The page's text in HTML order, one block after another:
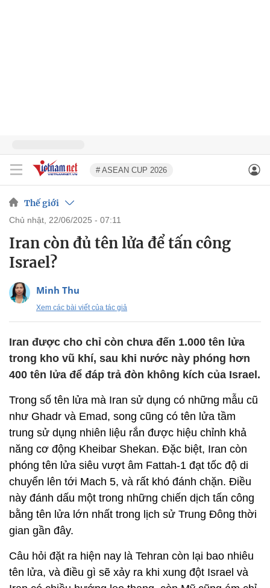
# ASEAN CUP 2026
Thế giới
chủ nhật, 22/06/2025 - 07:11
Iran còn đủ tên lửa để tấn công
Israel?
Minh Thu
Xem các bài viết của tác giả
Iran được cho chỉ còn chưa đến 1.000 tên lửa
trong kho vũ khí, sau khi nước này phóng hơn
400 tên lửa để đáp trả đòn không kích của Israel.
Trong số tên lửa mà Iran sử dụng có những mẫu cũ
như Ghadr và Emad, song cũng có tên lửa tầm
trung sử dụng nhiên liệu rắn được hiệu chỉnh khả
năng cơ động Kheibar Shekan. Đặc biệt, Iran còn
phóng tên lửa siêu vượt âm Fattah-1 đạt tốc độ di
chuyển lên tới Mach 5, và rất khó đánh chặn. Điều
này đánh dấu một trong những chiến dịch tấn công
bằng tên lửa lớn nhất trong lịch sử Trung Đông thời
gian gần đây.
Câu hỏi đặt ra hiện nay là Tehran còn lại bao nhiêu
tên lửa, và điều gì sẽ xảy ra khi xung đột Israel và